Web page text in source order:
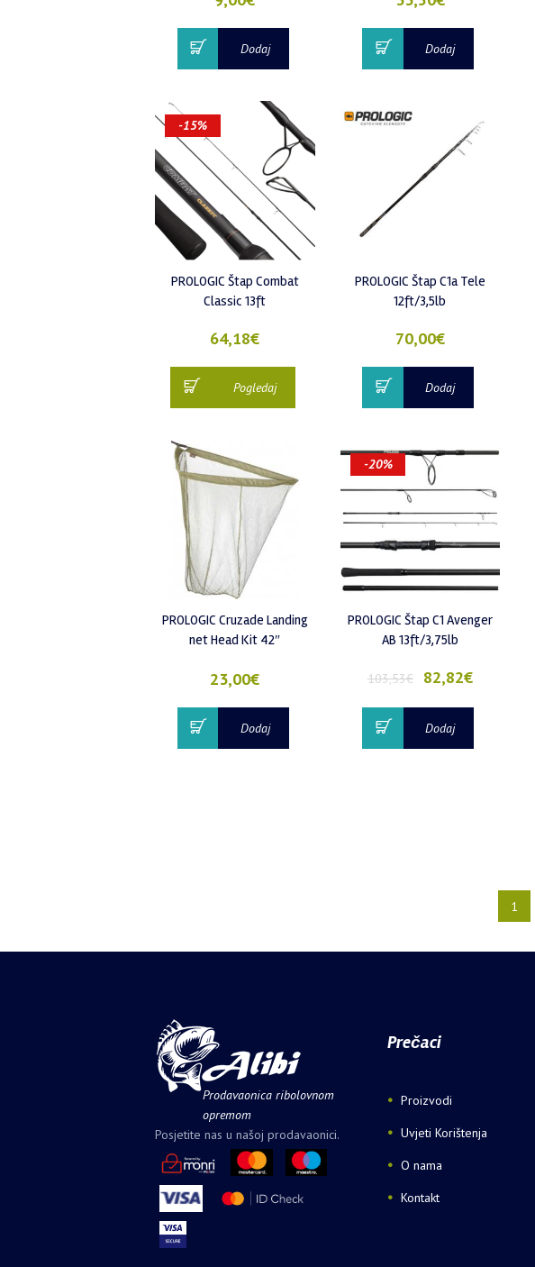
Dodaj Dodaj
-15%
PROLOGIC Štap Combat
Classic 13ft
64,18€
Pogledaj
PROLOGIC Štap C1a Tele
12ft/3,5lb
70,00€
Dodaj
PROLOGIC Cruzade Landing
net Head Kit 42″
23,00€
Dodaj
-20%
PROLOGIC Štap C1 Avenger
AB 13ft/3,75lb
103,53€ 82,82€
Dodaj
1
Prodavaonica ribolovnom
opremom
Posjetite nas u našoj prodavaonici.
Prečaci
Proizvodi
Uvjeti Korištenja
O nama
Kontakt